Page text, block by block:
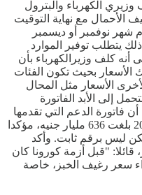
الكهرباء والبترول
الأحمال مع نهاية التوقيت
شهر نوفمبر أو ديسمبر
يتطلب توفير الموارد
أنه كلف وزيرالكهرباء بأن
بتحريك الأسعار بحيث تكون الفئات
الأسعار مثل المحال
إلى الأبد الفاتورة
فاتورة الدعم التي تقدمها
الدولة في موازنة العام المقبل 2024/25 بلغت 636 مليار جنيه، مؤكدا
ليس برقم ثابت. وأكد
"قبل أزمة كورونا كان
سعر رغيف الخبز، خاصة